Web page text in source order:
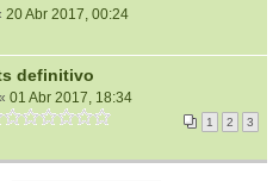
20 Abr 2017, 00:24
definitivo
01 Abr 2017, 18:34
1 2 3